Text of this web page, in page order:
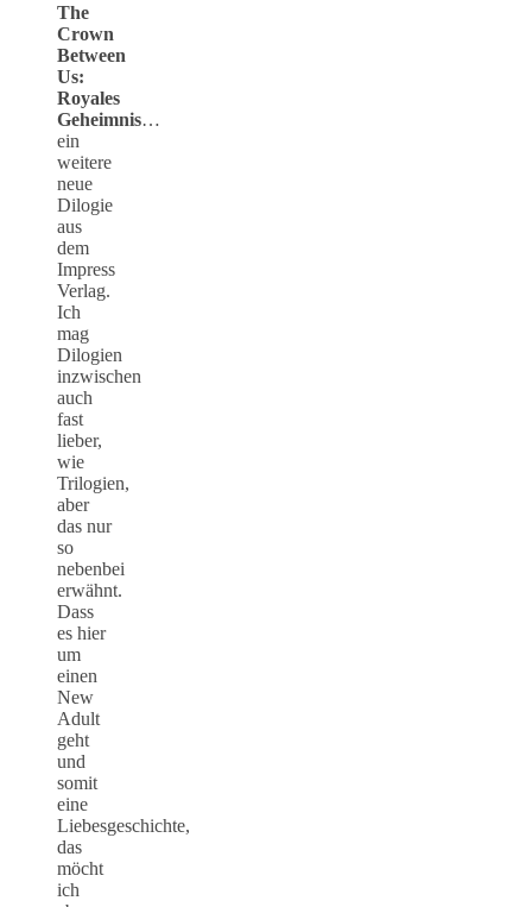
The
Crown
Between
Us:
Royales
Geheimnis…
ein
weitere
neue
Dilogie
aus
dem
Impress
Verlag.
Ich
mag
Dilogien
inzwischen
auch
fast
lieber,
wie
Trilogien,
aber
das nur
so
nebenbei
erwähnt.
Dass
es hier
um
einen
New
Adult
geht
und
somit
eine
Liebesgeschichte,
das
möcht
ich